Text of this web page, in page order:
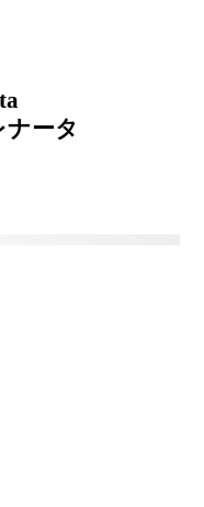
ナータ